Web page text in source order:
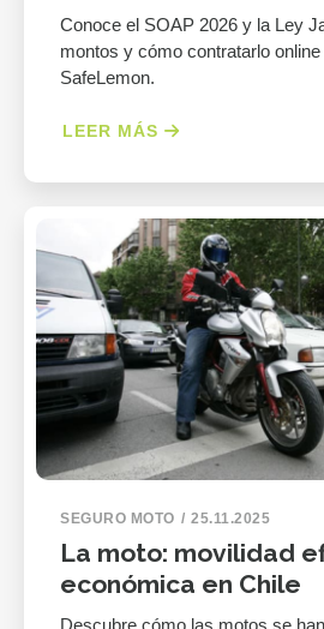
Conoce el SOAP 2026 y la Ley
montos y cómo contratarlo
SafeLemon.
LEER MÁS
SEGURO MOTO 25.11.2025
La moto: movilidad
económica en Chile
Descubre cómo las motos se